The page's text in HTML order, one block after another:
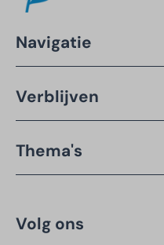
Navigatie
Verblijven
Thema's
Volg ons